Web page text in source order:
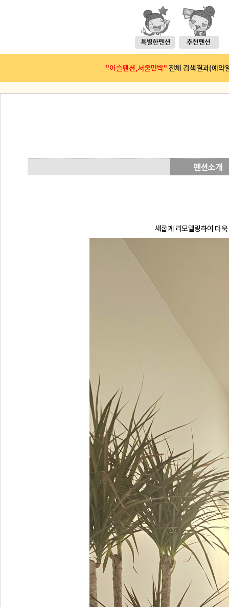
"이슬펜션,서울민박" 전체 검색결과(예
새롭게 리모델링하여 더